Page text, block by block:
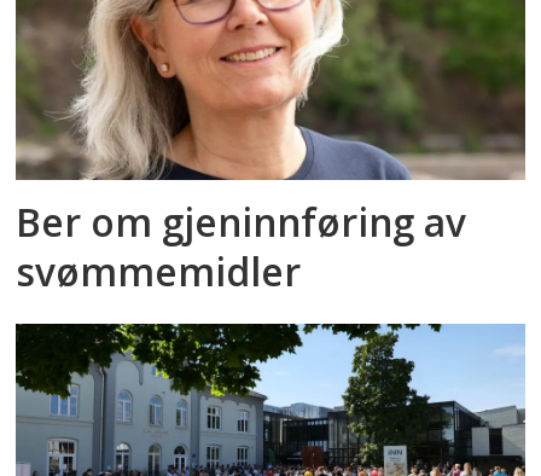
Ber om gjeninnføring av
svømmemidler